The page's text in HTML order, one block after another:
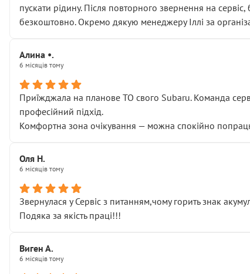
пускати рідину. Після повторного звернення на
безкоштовно. Окремо дякую менеджеру Іллі за
Алина •.
6 місяців тому
Приїжджала на планове ТО свого Subaru. Команда
професійний підхід.
Комфортна зона очікування — можна спокійно
Оля Н.
6 місяців тому
Звернулася у Сервіс з питанням,чому горить знак
Подяка за якість праці!!!
Виген А.
6 місяців тому